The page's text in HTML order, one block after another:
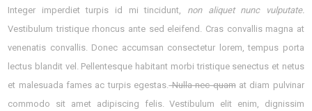
Integer imperdiet turpis id mi tincidunt, non aliquet nunc vulputate.
Vestibulum tristique rhoncus ante sed eleifend. Cras convallis magna at
venenatis convallis. Donec accumsan consectetur lorem, tempus porta
lectus blandit vel. Pellentesque habitant morbi tristique senectus et netus
et malesuada fames ac turpis egestas.Nulla nec quamat diam pulvinar
commodo sit amet adipiscing felis. Vestibulum elit enim, dignissim